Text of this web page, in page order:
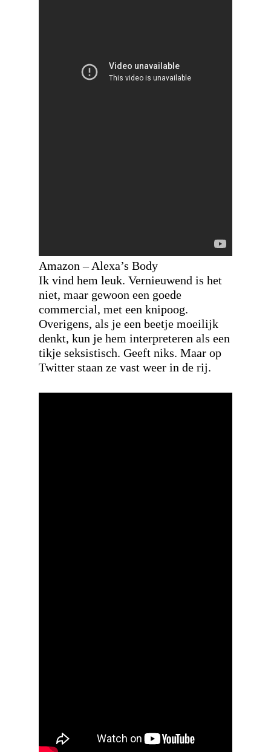
Amazon – Alexa’s Body
Ik vind hem leuk. Vernieuwend is het
niet, maar gewoon een goede
commercial, met een knipoog.
Overigens, als je een beetje moeilijk
denkt, kun je hem interpreteren als een
tikje seksistisch. Geeft niks. Maar op
Twitter staan ze vast weer in de rij.